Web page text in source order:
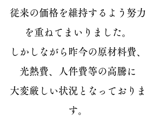
従来の価格を維持するよう努力
を重ねてまいりました。
しかしながら昨今の原材料費、
光熱費、人件費等の高騰に
大変厳しい状況となっておりま
す。